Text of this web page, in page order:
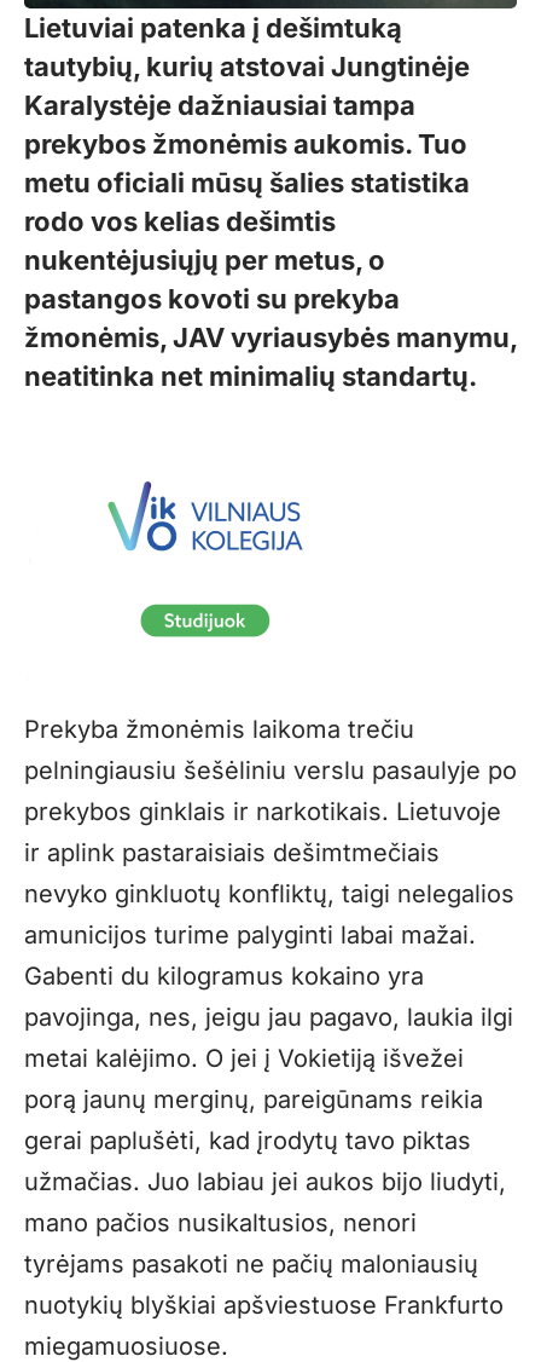
Lietuviai patenka į dešimtuką
tautybių, kurių atstovai Jungtinėje
Karalystėje dažniausiai tampa
prekybos žmonėmis aukomis. Tuo
metu oficiali mūsų šalies statistika
rodo vos kelias dešimtis
nukentėjusiųjų per metus, o
pastangos kovoti su prekyba
žmonėmis, JAV vyriausybės manymu,
neatitinka net minimalių standartų.
Prekyba žmonėmis laikoma trečiu
pelningiausiu šešėliniu verslu pasaulyje po
prekybos ginklais ir narkotikais. Lietuvoje
ir aplink pastaraisiais dešimtmečiais
nevyko ginkluotų konfliktų, taigi nelegalios
amunicijos turime palyginti labai mažai.
Gabenti du kilogramus kokaino yra
pavojinga, nes, jeigu jau pagavo, laukia ilgi
metai kalėjimo. O jei į Vokietiją išvežei
porą jaunų merginų, pareigūnams reikia
gerai paplušėti, kad įrodytų tavo piktas
užmačias. Juo labiau jei aukos bijo liudyti,
mano pačios nusikaltusios, nenori
tyrėjams pasakoti ne pačių maloniausių
nuotykių blyškiai apšviestuose Frankfurto
miegamuosiuose.